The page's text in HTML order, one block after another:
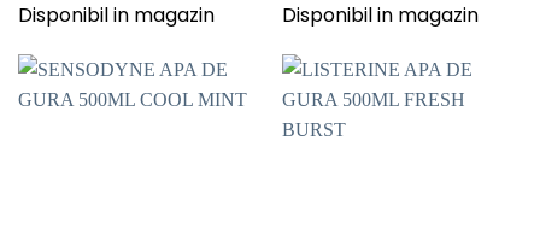
Disponibil in magazin Disponibil in magazin